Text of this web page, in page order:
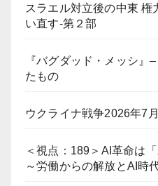
スラエル対立後の中東 権
い直す-第２部
『バグダッド・メッシ』
たもの
ウクライナ戦争2026年7
＜視点：189＞AI革命は
～労働からの解放とAI時